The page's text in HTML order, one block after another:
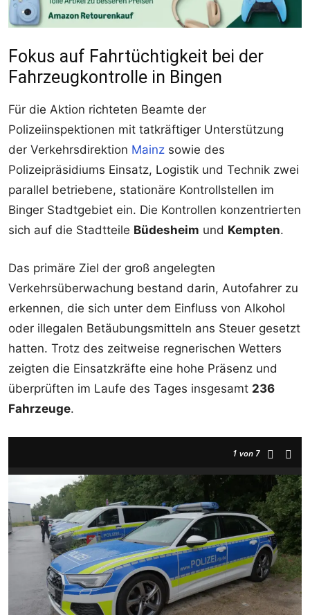
Fokus auf Fahrtüchtigkeit bei der
Fahrzeugkontrolle in Bingen
Für die Aktion richteten Beamte der
Polizeiinspektionen mit tatkräftiger Unterstützung
der Verkehrsdirektion Mainz sowie des
Polizeipräsidiums Einsatz, Logistik und Technik zwei
parallel betriebene, stationäre Kontrollstellen im
Binger Stadtgebiet ein. Die Kontrollen konzentrierten
sich auf die Stadtteile Büdesheim und Kempten.
Das primäre Ziel der groß angelegten
Verkehrsüberwachung bestand darin, Autofahrer zu
erkennen, die sich unter dem Einfluss von Alkohol
oder illegalen Betäubungsmitteln ans Steuer gesetzt
hatten. Trotz des zeitweise regnerischen Wetters
zeigten die Einsatzkräfte eine hohe Präsenz und
überprüften im Laufe des Tages insgesamt 236
Fahrzeuge.
1 von 7